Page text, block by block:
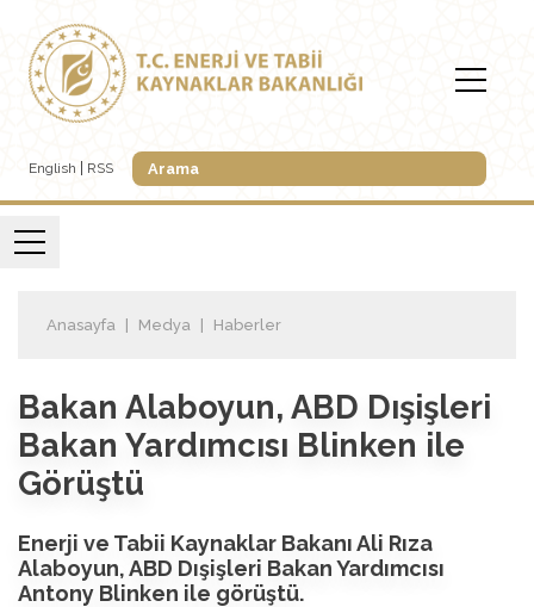
English RSS
Anasayfa Medya Haberler
Bakan Alaboyun, ABD Dışişleri
Bakan Yardımcısı Blinken ile
Görüştü
Enerji ve Tabii Kaynaklar Bakanı Ali Rıza
Alaboyun, ABD Dışişleri Bakan Yardımcısı
Antony Blinken ile görüştü.